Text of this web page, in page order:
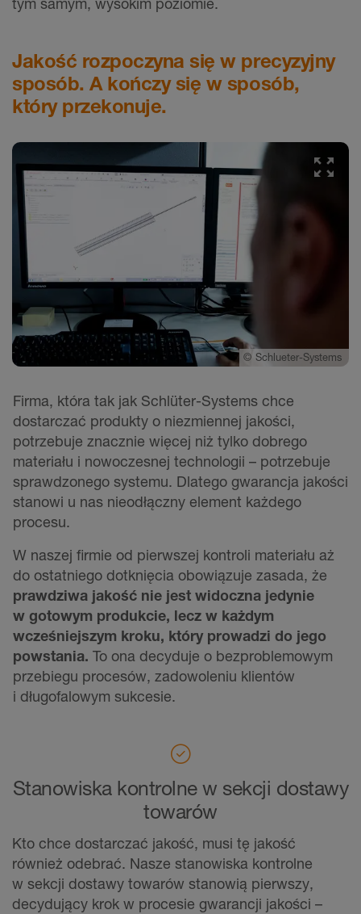
Jakość rozpoczyna się w precyzyjny
sposób. A kończy się w sposób,
który przekonuje.
© Schlueter-Systems
Firma, która tak jak Schlüter-Systems chce
dostarczać produkty o niezmiennej jakości,
potrzebuje znacznie więcej niż tylko dobrego
materiału i nowoczesnej technologii – potrzebuje
sprawdzonego systemu. Dlatego gwarancja jakości
stanowi u nas nieodłączny element każdego
procesu.
W naszej firmie od pierwszej kontroli materiału aż
do ostatniego dotknięcia obowiązuje zasada, że
prawdziwa jakość nie jest widoczna jedynie
w gotowym produkcie, lecz w każdym
wcześniejszym kroku, który prowadzi do jego
powstania. To ona decyduje o bezproblemowym
przebiegu procesów, zadowoleniu klientów
i długofalowym sukcesie.
Stanowiska kontrolne w sekcji dostawy
towarów
Kto chce dostarczać jakość, musi tę jakość
również odebrać. Nasze stanowiska kontrolne
w sekcji dostawy towarów stanowią pierwszy,
decydujący krok w procesie gwarancji jakości –